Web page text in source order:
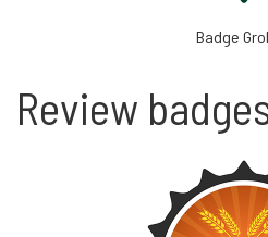
Badge
Review